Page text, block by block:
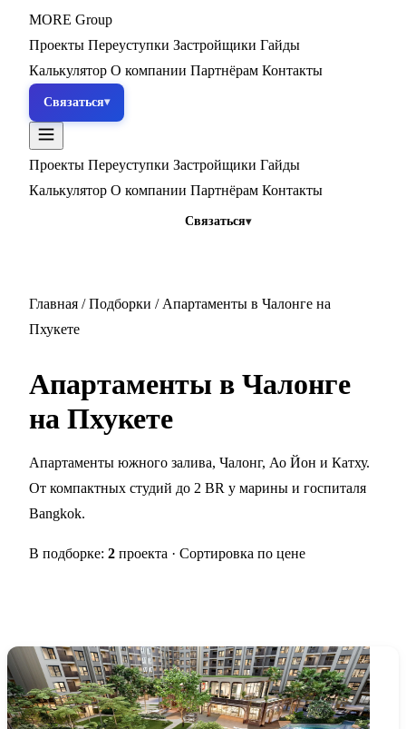
MORE Group
Проекты Переуступки Застройщики Гайды
Калькулятор О компании Партнёрам Контакты
Связаться
Проекты Переуступки Застройщики Гайды
Калькулятор О компании Партнёрам Контакты
Связаться
Главная / Подборки / Апартаменты в Чалонге на
Пхукете
Апартаменты в Чалонге
на Пхукете
Апартаменты южного залива, Чалонг, Ао Йон и Катху.
От компактных студий до 2 BR у марины и госпиталя
Bangkok.
В подборке: 2 проекта · Сортировка по цене